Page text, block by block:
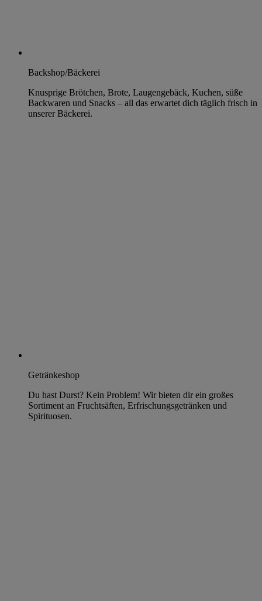
Backshop/Bäckerei
Knusprige Brötchen, Brote, Laugengebäck, Kuchen, süße
Backwaren und Snacks – all das erwartet dich täglich frisch in
unserer Bäckerei.
Getränkeshop
Du hast Durst? Kein Problem! Wir bieten dir ein großes
Sortiment an Fruchtsäften, Erfrischungsgetränken und
Spirituosen.